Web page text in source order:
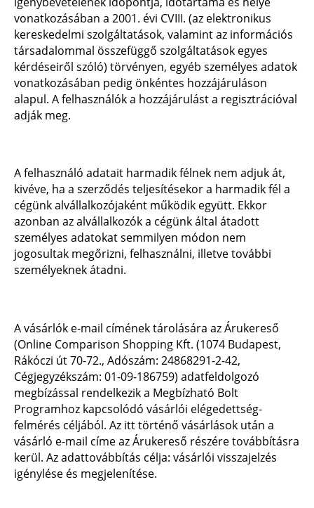
vonatkozásában a 2001. évi CVIII. (az elektronikus
kereskedelmi szolgáltatások, valamint az információs
társadalommal összefüggő szolgáltatások egyes
kérdéseiről szóló) törvényen, egyéb személyes adatok
vonatkozásában pedig önkéntes hozzájáruláson
alapul. A felhasználók a hozzájárulást a regisztrációval
adják meg.
A felhasználó adatait harmadik félnek nem adjuk át,
kivéve, ha a szerződés teljesítésekor a harmadik fél a
cégünk alvállalkozójaként működik együtt. Ekkor
azonban az alvállalkozók a cégünk által átadott
személyes adatokat semmilyen módon nem
jogosultak megőrizni, felhasználni, illetve további
személyeknek átadni.
A vásárlók e-mail címének tárolására az Árukereső
(Online Comparison Shopping Kft. (1074 Budapest,
Rákóczi út 70-72., Adószám: 24868291-2-42,
Cégjegyzékszám: 01-09-186759) adatfeldolgozó
megbízással rendelkezik a Megbízható Bolt
Programhoz kapcsolódó vásárlói elégedettség-
felmérés céljából. Az itt történő vásárlások után a
vásárló e-mail címe az Árukereső részére továbbításra
kerül. Az adattovábbítás célja: vásárlói visszajelzés
igénylése és megjelenítése.